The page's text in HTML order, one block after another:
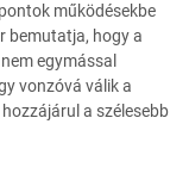
működésekbe
bemutatja, hogy a
egymással
vonzóvá válik a
a szélesebb